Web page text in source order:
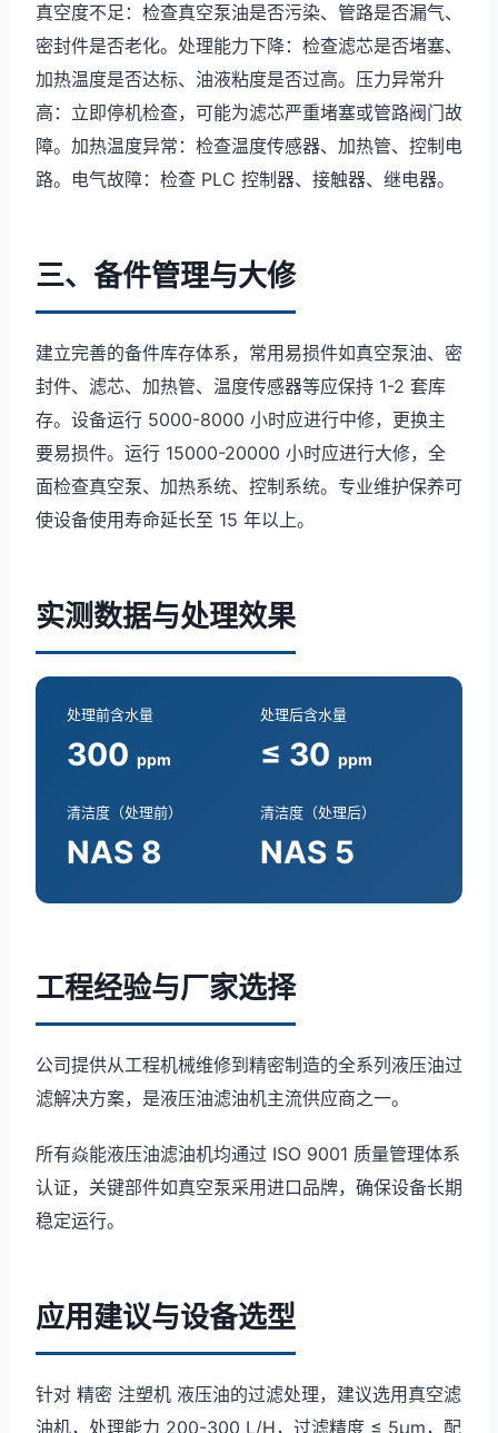
真空度不足：检查真空泵油是否污染、管路是否漏气、
密封件是否老化。处理能力下降：检查滤芯是否堵塞、
加热温度是否达标、油液粘度是否过高。压力异常升
高：立即停机检查，可能为滤芯严重堵塞或管路阀门故
障。加热温度异常：检查温度传感器、加热管、控制电
路。电气故障：检查 PLC 控制器、接触器、继电器。
三、备件管理与大修
建立完善的备件库存体系，常用易损件如真空泵油、密
封件、滤芯、加热管、温度传感器等应保持 1-2 套库
存。设备运行 5000-8000 小时应进行中修，更换主
要易损件。运行 15000-20000 小时应进行大修，全
面检查真空泵、加热系统、控制系统。专业维护保养可
使设备使用寿命延长至 15 年以上。
实测数据与处理效果
处理前含水量
300 ppm
处理后含水量
≤ 30 ppm
清洁度（处理前）
NAS 8
清洁度（处理后）
NAS 5
工程经验与厂家选择
公司提供从工程机械维修到精密制造的全系列液压油过
滤解决方案，是液压油滤油机主流供应商之一。
所有焱能液压油滤油机均通过 ISO 9001 质量管理体系
认证，关键部件如真空泵采用进口品牌，确保设备长期
稳定运行。
应用建议与设备选型
针对 精密 注塑机 液压油的过滤处理，建议选用真空滤
油机，处理能力 200-300 L/H，过滤精度 ≤ 5μm，配